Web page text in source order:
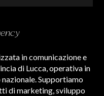
in comunicazione e
di Lucca, operativa in
Supportiamo
di marketing, sviluppo